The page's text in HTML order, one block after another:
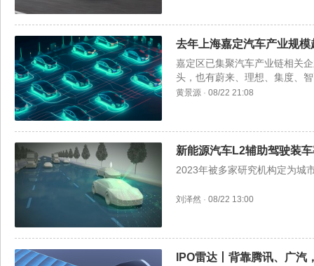
去年上海嘉定汽车产业规
嘉定区已集聚汽车产业链相关
头，也有蔚来、理想、集度、
黄景源 · 08/22 21:08
新能源汽车L2辅助驾驶装
2023年被多家研究机构定为城
刘泽然 · 08/22 13:00
IPO雷达丨背靠腾讯、广